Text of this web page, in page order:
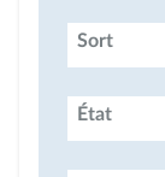
Sort
État